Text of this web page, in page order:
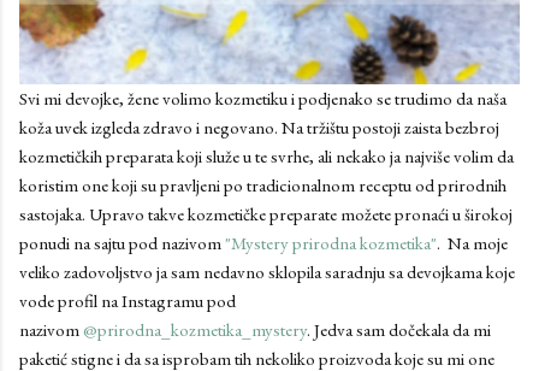
Svi mi devojke, žene volimo kozmetiku i podjenako se trudimo da naša
koža uvek izgleda zdravo i negovano. Na tržištu postoji zaista bezbroj
kozmetičkih preparata koji služe u te svrhe, ali nekako ja najviše volim da
koristim one koji su pravljeni po tradicionalnom receptu od prirodnih
sastojaka. Upravo takve kozmetičke preparate možete pronaći u širokoj
ponudi na sajtu pod nazivom "Mystery prirodna kozmetika". Na moje
veliko zadovoljstvo ja sam nedavno sklopila saradnju sa devojkama koje
vode profil na Instagramu pod
nazivom @prirodna_kozmetika_mystery. Jedva sam dočekala da mi
paketić stigne i da sa isprobam tih nekoliko proizvoda koje su mi one